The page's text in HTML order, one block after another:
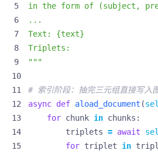
Text: {text}
"""
# 索引阶段：抽完三元组直接写入
async def aload_document (
for chunk in chunks :
triplets = await
for triplet in